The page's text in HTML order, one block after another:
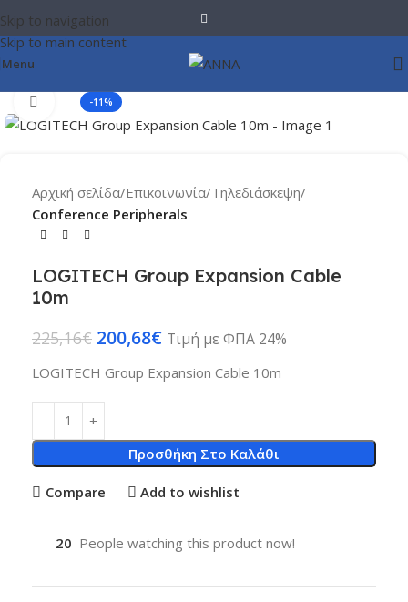
Skip to navigation
Skip to main content
Menu
-11%
Click to enlarge
Αρχική σελίδα Επικοινωνία Τηλεδιάσκεψη
Conference Peripherals
LOGITECH Group Expansion Cable
10m
225,16€ 200,68€ Τιμή με ΦΠΑ 24%
LOGITECH Group Expansion Cable 10m
Προσθήκη Στο Καλάθι
Compare Add to wishlist
20 People watching this product now!